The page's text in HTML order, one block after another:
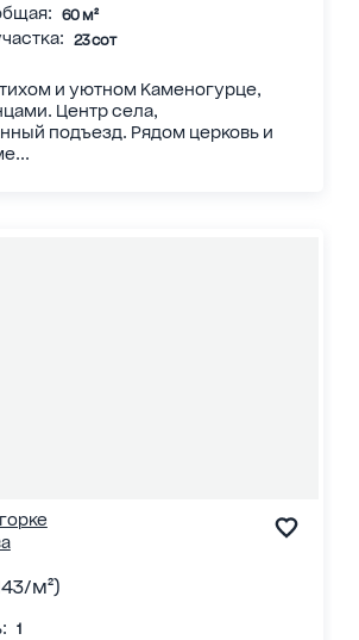
60 м²
23 сот
и уютном Каменогурце,
Центр села,
подъезд. Рядом церковь и
м²)
1